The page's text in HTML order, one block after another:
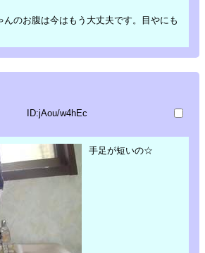
んのお腹は今はもう大丈夫です。目やにも
ID:jAou/w4hEc
手足が短いの☆